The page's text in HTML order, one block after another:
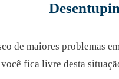
de maiores problemas
fica livre desta